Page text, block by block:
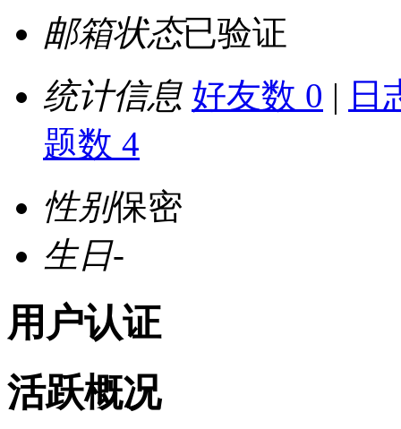
邮箱状态已验证
统计信息 好友数 0 | 日
题数 4
性别保密
生日-
用户认证
活跃概况